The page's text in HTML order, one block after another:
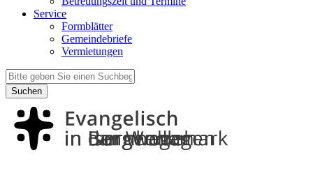
Service
Formblätter
Gemeindebriefe
Vermietungen
Suchen